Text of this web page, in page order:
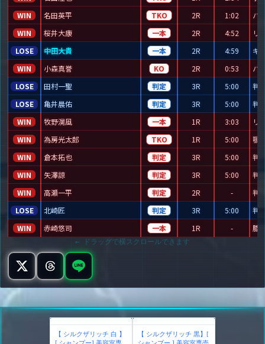
WIN
名田英平 TKO 2R 1:02
パ
WIN
桜井大康 一本 2R 4:52
リ
LOSE
中田大貴 一本 2R 4:59
ギ
WIN
小森真誉 KO 2R 0:53
パ
LOSE
田村一聖 判定 3R 5:00
判
LOSE
亀井晨佑 判定 3R 5:00
判
WIN
牧野滉風 一本 1R 3:03
リ
WIN
為房光太郎 TKO 1R 5:00
顎
WIN
倉本拓也 判定 3R 5:00
判
WIN
矢澤諒 判定 3R 5:00
判
WIN
高瀬一平 判定 2R -
判
LOSE
北崎匠 判定 3R 5:00
判
WIN
赤崎悠司 一本 1R - 膝
← ドラッグで横スクロールできます